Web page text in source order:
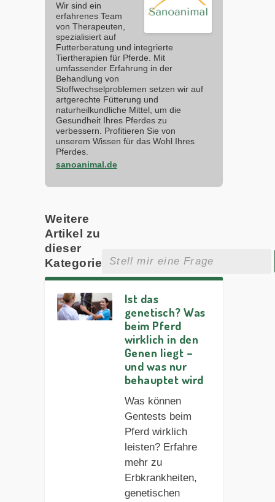
Wir sind ein
erfahrenes Team
von Therapeuten,
spezialisiert auf
Futterberatung und integrierte
Tiertherapien für Pferde. Mit
umfassender Erfahrung in der
Behandlung von
Stoffwechselproblemen setzen wir auf
artgerechte Fütterung und
naturheilkundliche Mittel, um die
Gesundheit Ihres Pferdes zu
verbessern. Profitieren Sie von
unserem Wissen für das Wohl Ihres
Pferdes.
sanoanimal.de
Weitere
Artikel zu
dieser
Kategorie
Ist das
genetisch? Was
beim Pferd
wirklich in den
Genen liegt –
und was nur
behauptet wird
Was können
Gentests beim
Pferd wirklich
leisten? Erfahre
mehr zu
Erbkrankheiten,
genetischen